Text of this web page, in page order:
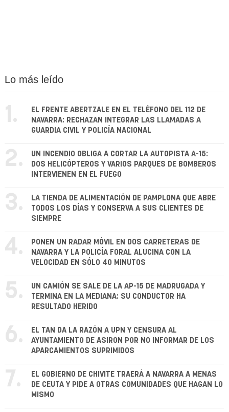
Lo más leído
1.
EL FRENTE ABERTZALE EN EL TELÉFONO DEL 112 DE
NAVARRA: RECHAZAN INTEGRAR LAS LLAMADAS A
GUARDIA CIVIL Y POLICÍA NACIONAL
2.
UN INCENDIO OBLIGA A CORTAR LA AUTOPISTA A-15:
DOS HELICÓPTEROS Y VARIOS PARQUES DE BOMBEROS
INTERVIENEN EN EL FUEGO
3.
LA TIENDA DE ALIMENTACIÓN DE PAMPLONA QUE ABRE
TODOS LOS DÍAS Y CONSERVA A SUS CLIENTES DE
SIEMPRE
4.
PONEN UN RADAR MÓVIL EN DOS CARRETERAS DE
NAVARRA Y LA POLICÍA FORAL ALUCINA CON LA
VELOCIDAD EN SÓLO 40 MINUTOS
5.
UN CAMIÓN SE SALE DE LA AP-15 DE MADRUGADA Y
TERMINA EN LA MEDIANA: SU CONDUCTOR HA
RESULTADO HERIDO
6.
EL TAN DA LA RAZÓN A UPN Y CENSURA AL
AYUNTAMIENTO DE ASIRON POR NO INFORMAR DE LOS
APARCAMIENTOS SUPRIMIDOS
7.
EL GOBIERNO DE CHIVITE TRAERÁ A NAVARRA A MENAS
DE CEUTA Y PIDE A OTRAS COMUNIDADES QUE HAGAN LO
MISMO